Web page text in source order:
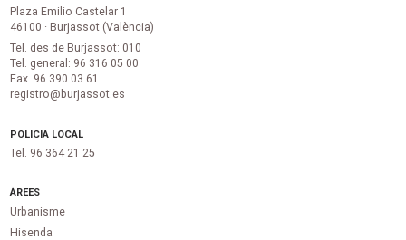
Plaza Emilio Castelar 1
46100 · Burjassot (València)
Tel. des de Burjassot: 010
Tel. general: 96 316 05 00
Fax. 96 390 03 61
registro@burjassot.es
POLICIA LOCAL
Tel. 96 364 21 25
ÀREES
Urbanisme
Hisenda